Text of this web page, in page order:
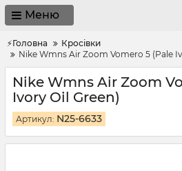
Меню
⚡Головна
Кросівки
Nike Wmns Air Zoom Vomero 5 (Pale
Nike Wmns Air Zoom
Ivory Oil Green)
Артикул: N25-6633